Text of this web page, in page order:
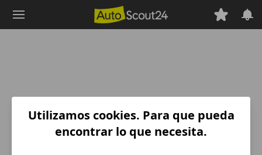
Utilizamos cookies. Para que pueda
encontrar lo que necesita.